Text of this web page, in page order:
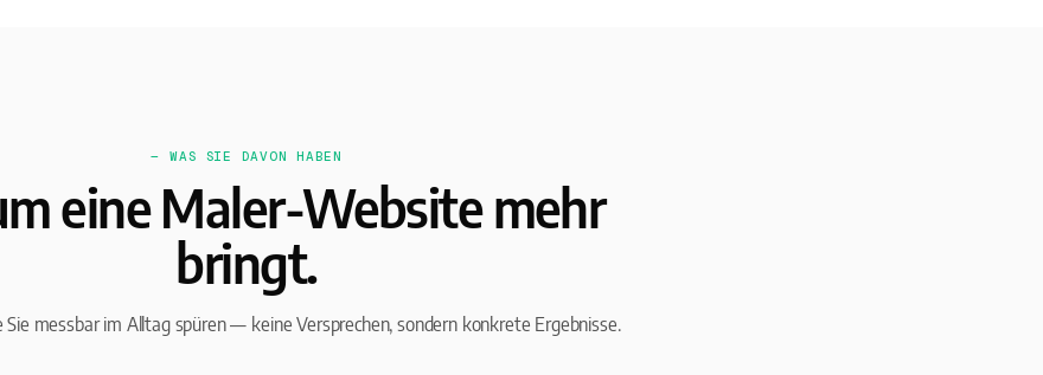
— WAS SIE DAVON HABEN
eine Maler-Website mehr
bringt.
Sie messbar im Alltag spüren — keine Versprechen, sondern konkrete Ergebnisse.